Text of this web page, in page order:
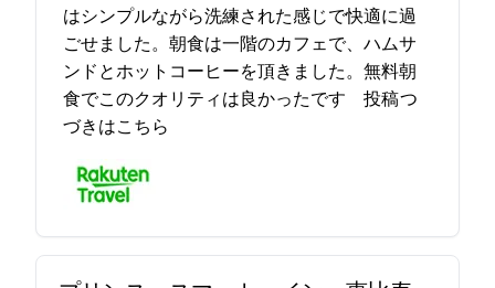
はシンプルながら洗練された感じで快適に過
ごせました。朝食は一階のカフェで、ハムサ
ンドとホットコーヒーを頂きました。無料朝
食でこのクオリティは良かったです… 2021-07-01 18:31:56投稿つ
づきはこちら